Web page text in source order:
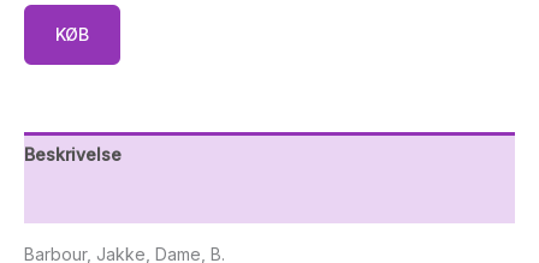
KØB
Beskrivelse
Barbour, Jakke, Dame, B.